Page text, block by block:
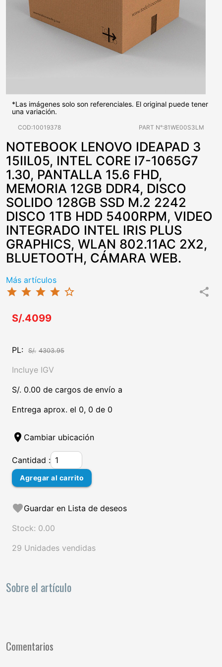
*Las imágenes solo son referenciales. El original puede tener
una variación.
COD:10019378 PART N°:81WE00S3LM
NOTEBOOK LENOVO IDEAPAD 3
15IIL05, INTEL CORE I7-1065G7
1.30, PANTALLA 15.6 FHD,
MEMORIA 12GB DDR4, DISCO
SOLIDO 128GB SSD M.2 2242
DISCO 1TB HDD 5400RPM, VIDEO
INTEGRADO INTEL IRIS PLUS
GRAPHICS, WLAN 802.11AC 2X2,
BLUETOOTH, CÁMARA WEB.
Más artículos
star star star star star_border share
S/.4099
PL: S/. 4303.95
Incluye IGV
S/. 0.00 de cargos de envío a
Entrega aprox. el 0, 0 de 0
location_on Cambiar ubicación
Cantidad :
Agregar al carrito
favoriteGuardar en Lista de deseos
Stock: 0.00
29 Unidades vendidas
Sobre el artículo
Comentarios